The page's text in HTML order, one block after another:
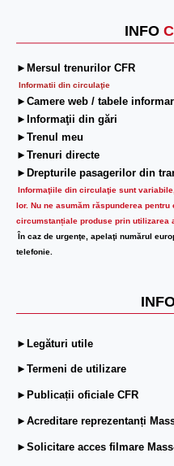
INFO
►Mersul trenurilor CFR
Informatii din circulaţie
►Camere web / tabele
►Informaţii din gări
►Trenul meu
►Trenuri directe
►Drepturile pasagerilor din
Informaţiile din circulaţie sunt
lor. Nu ne asumăm răspunderea
circumstanțiale produse prin utilizarea
În caz de urgenţe, apelaţi numărul
telefonie.
►Legături utile
►Termeni de utilizare
►Publicații oficiale CFR
►Acreditare reprezentanți
►Solicitare acces filmare